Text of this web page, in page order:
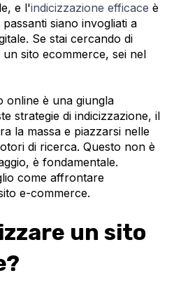
e l'indicizzazione efficace è
siano invogliati a
Se stai cercando di
sito ecommerce, sei nel
online è una giungla
strategie di indicizzazione, il
la massa e piazzarsi nelle
di ricerca. Questo non è
è fondamentale.
come affrontare
e-commerce.
un sito